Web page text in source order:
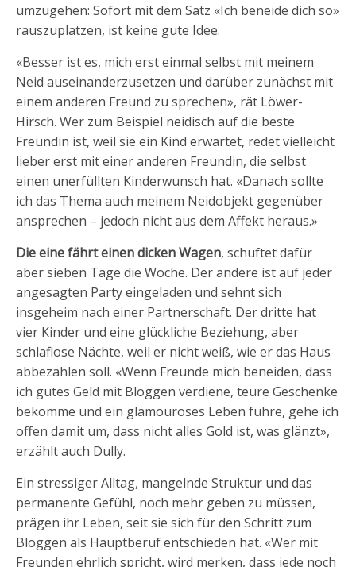
umzugehen: Sofort mit dem Satz «Ich beneide dich so»
rauszuplatzen, ist keine gute Idee.
«Besser ist es, mich erst einmal selbst mit meinem
Neid auseinanderzusetzen und darüber zunächst mit
einem anderen Freund zu sprechen», rät Löwer-
Hirsch. Wer zum Beispiel neidisch auf die beste
Freundin ist, weil sie ein Kind erwartet, redet vielleicht
lieber erst mit einer anderen Freundin, die selbst
einen unerfüllten Kinderwunsch hat. «Danach sollte
ich das Thema auch meinem Neidobjekt gegenüber
ansprechen – jedoch nicht aus dem Affekt heraus.»
Die eine fährt einen dicken Wagen, schuftet dafür
aber sieben Tage die Woche. Der andere ist auf jeder
angesagten Party eingeladen und sehnt sich
insgeheim nach einer Partnerschaft. Der dritte hat
vier Kinder und eine glückliche Beziehung, aber
schlaflose Nächte, weil er nicht weiß, wie er das Haus
abbezahlen soll. «Wenn Freunde mich beneiden, dass
ich gutes Geld mit Bloggen verdiene, teure Geschenke
bekomme und ein glamouröses Leben führe, gehe ich
offen damit um, dass nicht alles Gold ist, was glänzt»,
erzählt auch Dully.
Ein stressiger Alltag, mangelnde Struktur und das
permanente Gefühl, noch mehr geben zu müssen,
prägen ihr Leben, seit sie sich für den Schritt zum
Bloggen als Hauptberuf entschieden hat. «Wer mit
Freunden ehrlich spricht, wird merken, dass jede noch